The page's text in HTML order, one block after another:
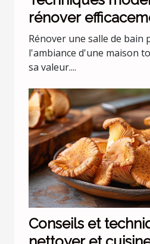
rénover
salle de bain
Rénover une salle de
l'ambiance d'une maison
sa valeur....
Conseils et